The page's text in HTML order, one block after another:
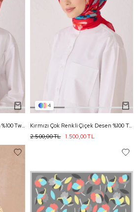
Fuşya Çok Renkli Çiçek Desen %100 Twill İpek Eşarp 4033 - 34
4
Kırmızı Çok Renkli Çiçek Desen %100 Twill İpek Eşarp 4033 - 84
1.500,00 TL
2.500,00 TL